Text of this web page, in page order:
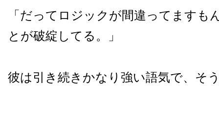
「だってロジックが間違ってますも
とが破綻してる。」
彼は引き続きかなり強い語気で、そ